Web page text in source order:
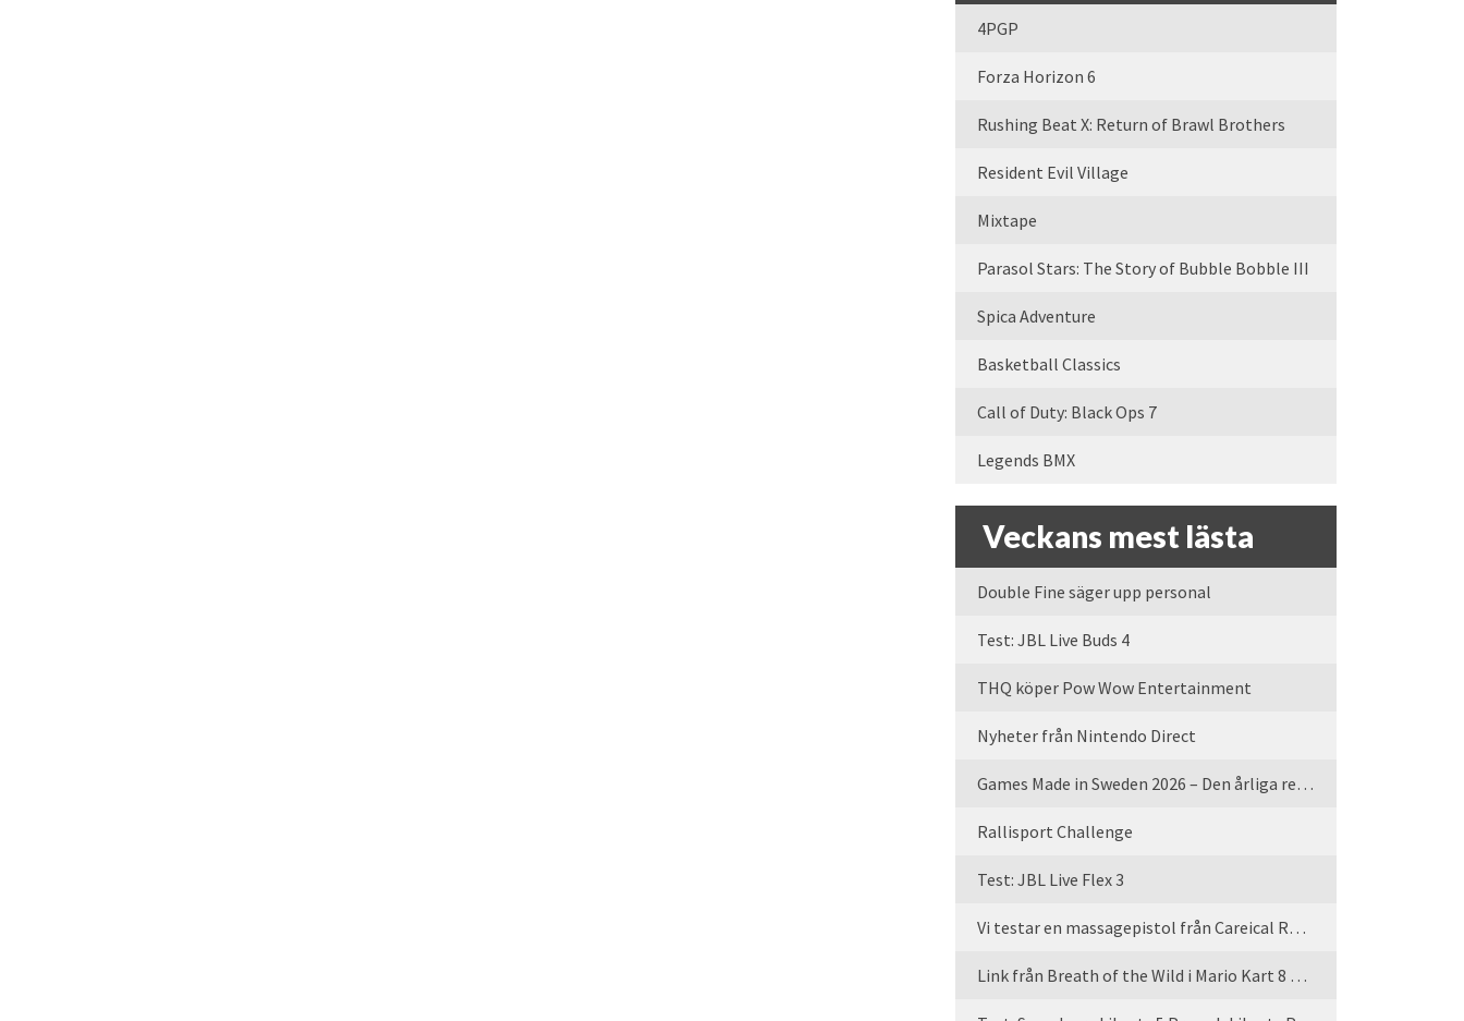
4PGP
Forza Horizon 6
Rushing Beat X: Return of Brawl Brothers
Resident Evil Village
Mixtape
Parasol Stars: The Story of Bubble Bobble III
Spica Adventure
Basketball Classics
Call of Duty: Black Ops 7
Legends BMX
Veckans mest lästa
Double Fine säger upp personal
Test: JBL Live Buds 4
THQ köper Pow Wow Entertainment
Nyheter från Nintendo Direct
Games Made in Sweden 2026 – Den årliga rean är tillbaka
Rallisport Challenge
Test: JBL Live Flex 3
Vi testar en massagepistol från Careical Recovery
Link från Breath of the Wild i Mario Kart 8 Deluxe